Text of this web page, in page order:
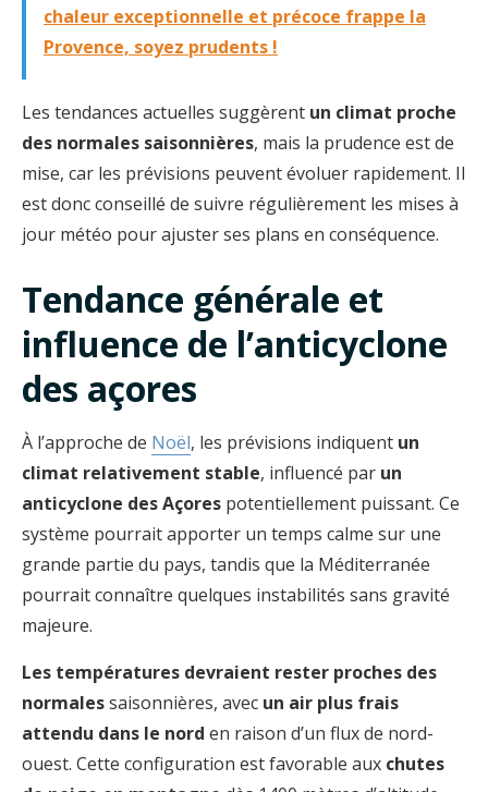
chaleur exceptionnelle et précoce frappe la
Provence, soyez prudents !
Les tendances actuelles suggèrent un climat proche
des normales saisonnières, mais la prudence est de
mise, car les prévisions peuvent évoluer rapidement. Il
est donc conseillé de suivre régulièrement les mises à
jour météo pour ajuster ses plans en conséquence.
Tendance générale et
influence de l’anticyclone
des açores
À l’approche de Noël, les prévisions indiquent un
climat relativement stable, influencé par un
anticyclone des Açores potentiellement puissant. Ce
système pourrait apporter un temps calme sur une
grande partie du pays, tandis que la Méditerranée
pourrait connaître quelques instabilités sans gravité
majeure.
Les températures devraient rester proches des
normalessaisonnières, avec un air plus frais
attendu dans le nord en raison d’un flux de nord-
ouest. Cette configuration est favorable aux chutes